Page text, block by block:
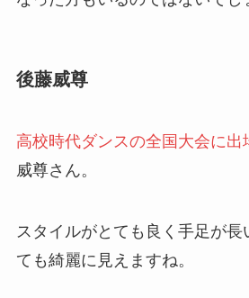
後藤威尊
高校時代ダンスの全国大会に出
威尊さん。
スタイルがとても良く手足が長
ても綺麗に見えますね。